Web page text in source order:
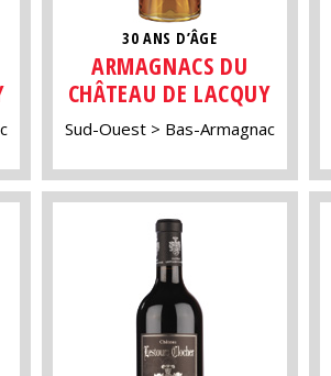
30 ANS D’ÂGE
ARMAGNACS DU
CHÂTEAU DE LACQUY
Sud-Ouest Bas-Armagnac